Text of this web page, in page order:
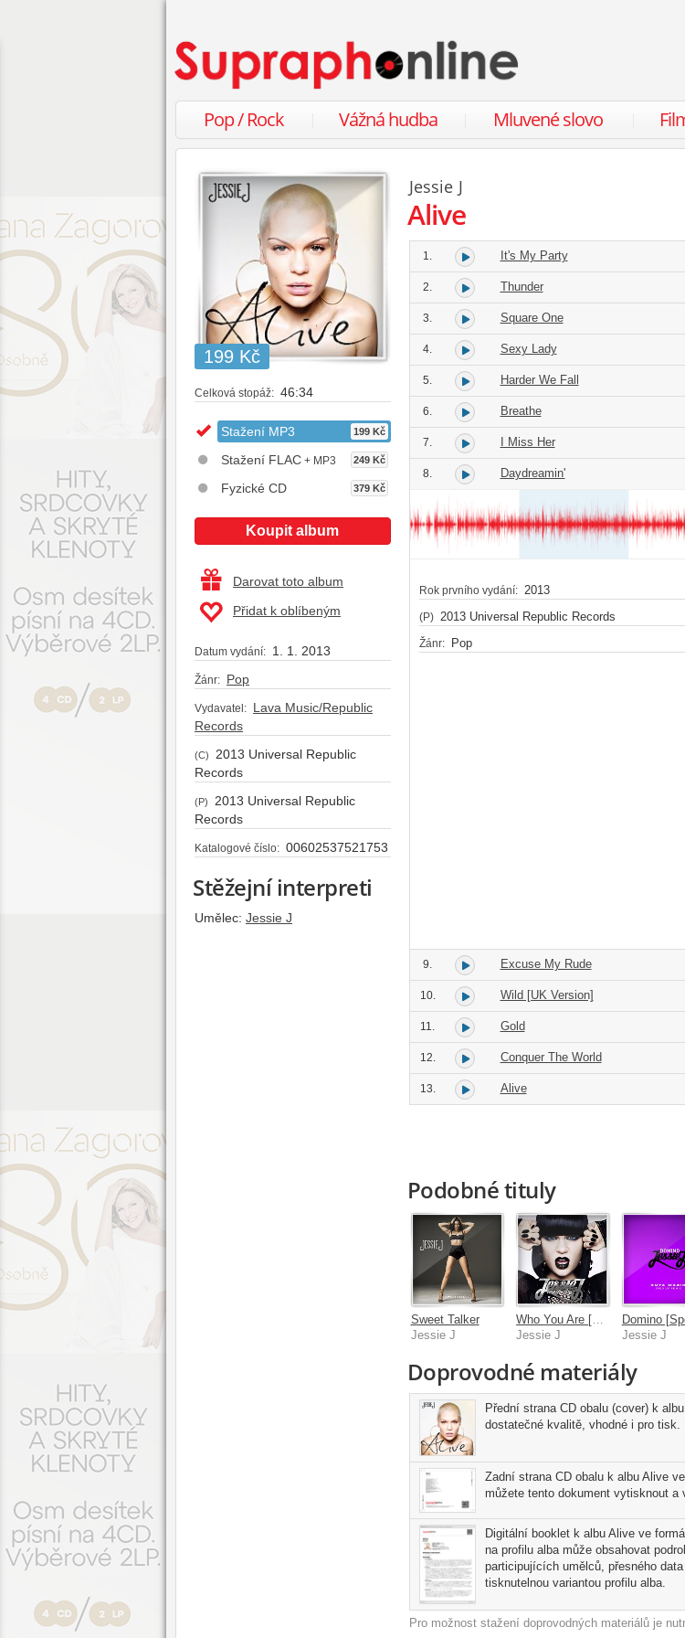
Pop / Rock Vážná hudba Mluvené slovo
199 Kč
Celková stopáž: 46:34
Stažení MP3 199 Kč
Stažení FLAC + MP3 249 Kč
Fyzické CD 379 Kč
Koupit album
Darovat toto album
Přidat k oblíbeným
Datum vydání: 1. 1. 2013
Žánr: Pop
Vydavatel: Lava Music/Republic
Records
(C)
2013 Universal Republic
Records
(P)
2013 Universal Republic
Records
Katalogové číslo: 00602537521753
Stěžejní interpreti
Umělec: Jessie J
Jessie J
Alive
1. It's My Party
2. Thunder
3. Square One
4. Sexy Lady
5. Harder We Fall
6. Breathe
7. I Miss Her
8. Daydreamin'
Rok prvního vydání: 2013
(P) 2013 Universal Republic Records
Žánr: Pop
9. Excuse My Rude
10. Wild [UK Version]
11. Gold
12. Conquer The World
13. Alive
Podobné tituly
Sweet Talker
Jessie J
Jessie J
Jessie J
Doprovodné materiály
Přední strana CD obalu (cover) k
dostatečné kvalitě, vhodné i pro tisk.
Zadní strana CD obalu k albu Alive
můžete tento dokument vytisknout a
Digitální booklet k albu Alive ve
na profilu alba může obsahovat
participujících umělců, přesného
tisknutelnou variantou profilu alba.
Pro možnost stažení doprovodných materiálů je